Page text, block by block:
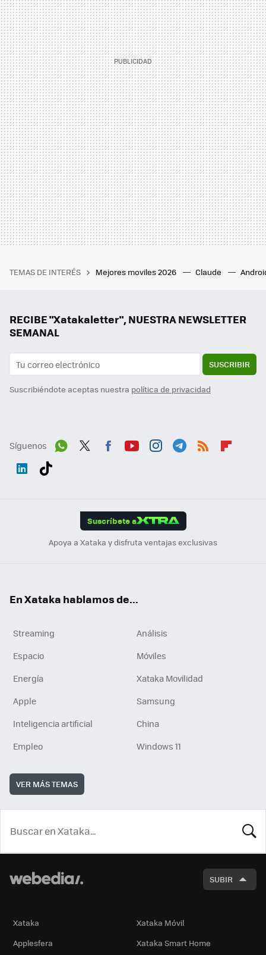
TEMAS DE INTERÉS Mejores moviles 2026 Claude
RECIBE "Xatakaletter", NUESTRA NEWSLETTER
SEMANAL
SUSCRIBIR
Suscribiéndote aceptas nuestra política de privacidad
Síguenos
Suscríbete a
Apoya a Xataka y disfruta ventajas exclusivas
En Xataka hablamos de...
Streaming
Análisis
Espacio
Móviles
Energía
Xataka Movilidad
Apple
Samsung
Inteligencia artificial
China
Empleo
Windows 11
VER MÁS TEMAS
SUBIR
Xataka
Xataka Móvil
Applesfera
Xataka Smart Home